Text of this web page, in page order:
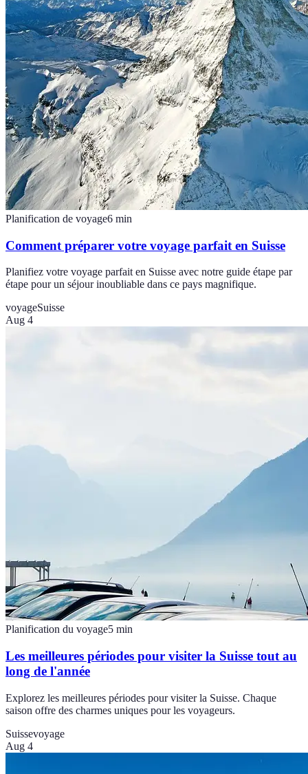
Planification de voyage6 min
Comment préparer votre voyage parfait en Suisse
Planifiez votre voyage parfait en Suisse avec notre guide étape par
étape pour un séjour inoubliable dans ce pays magnifique.
voyageSuisse
Aug 4
Planification du voyage5 min
Les meilleures périodes pour visiter la Suisse tout au
long de l'année
Explorez les meilleures périodes pour visiter la Suisse. Chaque
saison offre des charmes uniques pour les voyageurs.
Suissevoyage
Aug 4